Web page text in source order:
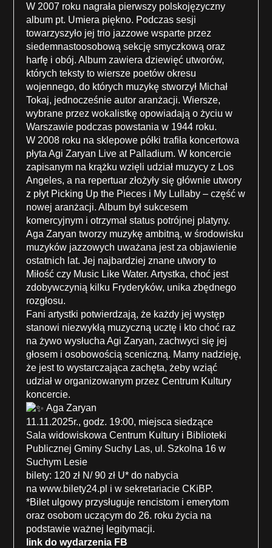
W 2007 roku nagrała pierwszy polskojęzyczny
album pt. Umiera piękno. Podczas sesji
towarzyszyło jej trio jazzowe wsparte przez
siedemnastoosobową sekcję smyczkową oraz
harfę i obój. Album zawiera dziewięć utworów,
których teksty to wiersze poetów okresu
wojennego, do których muzykę stworzył Michał
Tokaj, jednocześnie autor aranżacji. Wiersze,
wybrane przez wokalistkę opowiadają o życiu w
Warszawie podczas powstania w 1944 roku.
W 2008 roku na sklepowe półki trafiła koncertowa
płyta Agi Zaryan Live at Palladium. W koncercie
zapisanym na krążku wzięli udział muzycy z Los
Angeles, a na repertuar złożyły się głównie utwory
z płyt Picking Up the Pieces i My Lullaby – część w
nowej aranżacji. Album był sukcesem
komercyjnym i otrzymał status potrójnej platyny.
Aga Zaryan tworzy muzykę ambitną, w środowisku
muzyków jazzowych uważana jest za objawienie
ostatnich lat. Jej najbardziej znane utwory to
Miłość czy Music Like Water. Artystka, choć jest
zdobywczynią kilku Fryderyków, unika zbędnego
rozgłosu.
Fani artystki potwierdzają, że każdy jej występ
stanowi niezwykłą muzyczną ucztę i kto choć raz
na żywo wysłucha Agi Zaryan, zachwyci się jej
głosem i osobowością sceniczną. Mamy nadzieję,
że jest to wystarczająca zachęta, żeby wziąć
udział w organizowanym przez Centrum Kultury
koncercie.
Aga Zaryan
11.11.2025r., godz. 19:00, miejsca siedzące
Sala widowiskowa Centrum Kultury i Biblioteki
Publicznej Gminy Suchy Las, ul. Szkolna 16 w
Suchym Lesie
bilety: 120 zł N/ 90 zł U* do nabycia
nawww.bilety24.pl i w sekretariacie CKiBP.
*Bilet ulgowy przysługuje rencistom i emerytom
oraz osobom uczącym do 26. roku życia na
podstawie ważnej legitymacji.
link do wydarzenia FB